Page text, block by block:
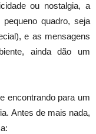
ou nostalgia, a
quadro, seja
e as mensagens
ainda dão um
encontrando para um
Antes de mais nada,